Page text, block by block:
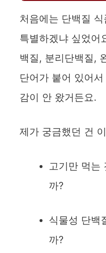
처음에는 단백질
특별하겠냐 싶었어
백질, 분리단백질,
단어가 붙어 있어
감이 안 왔거든요.
제가 궁금했던 건
고기만 먹는
까?
식물성 단백
까?